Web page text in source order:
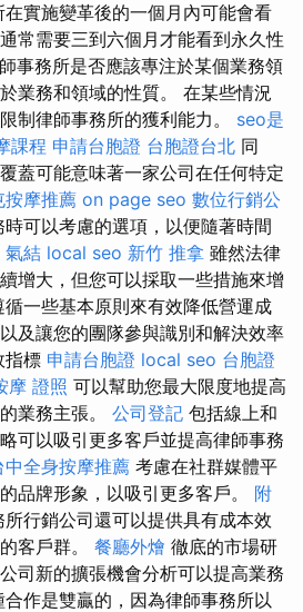
實施變革後的一個月內可能會看
常需要三到六個月才能看到永久性
事務所是否應該專注於某個業務領
業務和領域的性質。 在某些情況
制律師事務所的獲利能力。 seo是
課程 申請台胞證 台胞證台北 同
蓋可能意味著一家公司在任何特定
按摩推薦 on page seo 數位行銷公
可以考慮的選項，以便隨著時間
氣結 local seo 新竹 推拿 雖然法律
增大，但您可以採取一些措施來增
一些基本原則來有效降低營運成
及讓您的團隊參與識別和解決效率
指標 申請台胞證 local seo 台胞證
摩 證照 可以幫助您最大限度地提高
業務主張。 公司登記 包括線上和
可以吸引更多客戶並提高律師事務
中全身按摩推薦 考慮在社群媒體平
品牌形象，以吸引更多客戶。 附
行銷公司還可以提供具有成本效
客戶群。 餐廳外燴 徹底的市場研
司新的擴張機會分析可以提高業務
作是雙贏的，因為律師事務所以